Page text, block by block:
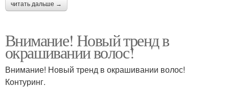
читать дальше →
Внимание! Новый тренд в
окрашивании волос!
Внимание! Новый тренд в окрашивании волос!
Контуринг.